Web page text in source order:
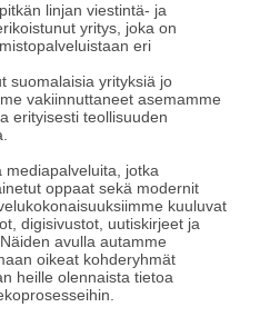
linjan viestintä- ja
yritys, joka on
eri
suomalaisia yrityksiä jo
vakiinnuttaneet asemamme
erityisesti teollisuuden
mediapalveluita, jotka
oppaat sekä modernit
kuuluvat
digisivustot, uutiskirjeet ja
avulla autamme
oikeat kohderyhmät
heille olennaista tietoa